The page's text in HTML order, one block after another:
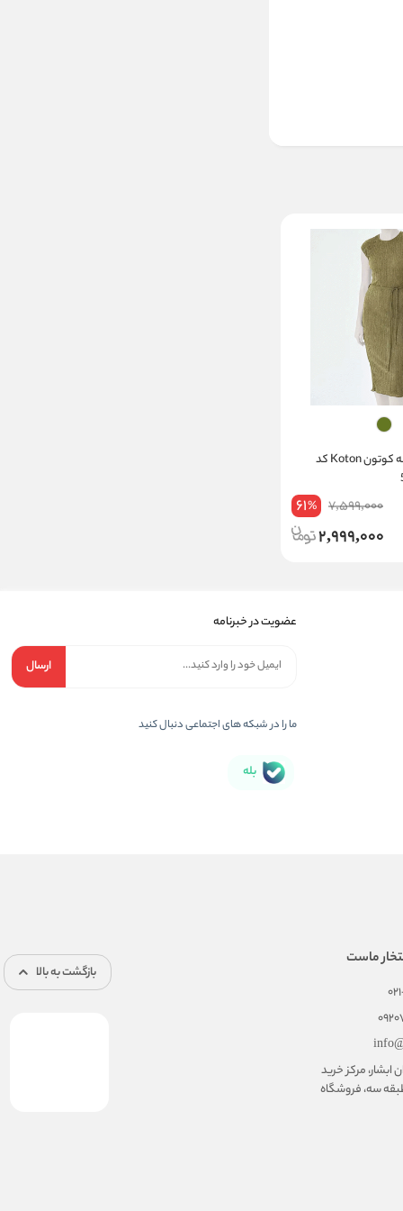
پیراهن میدی زنانه کوتون Koton کد
7,599,000
61%
2,999,000
عضویت در خبرنامه
ارسال
ما را در شبکه های اجتماعی دنبال کنید
بله
ماست
مرکز خرید
سه، فروشگاه
بازگشت به بالا